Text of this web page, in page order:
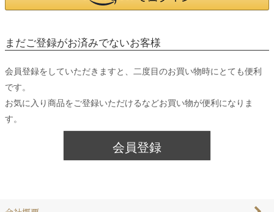
まだご登録がお済みでないお客様
会員登録をしていただきますと、二度目のお買い物時にとても便利
です。
お気に入り商品をご登録いただけるなどお買い物が便利になりま
す。
会員登録